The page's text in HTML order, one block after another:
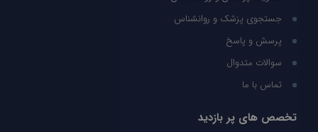
جستجوی پزشک و روانشناس
پرسش و پاسخ
سوالات متدوال
تماس با ما
تخصص های پر بازدید